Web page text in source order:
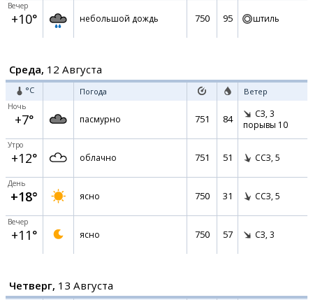
Вечер
+10° небольшой дождь 750 95 штиль
Среда, 12 Августа
°C Погода Ветер
Ночь
+7° пасмурно 751 84 СЗ, 3
порывы 10
Утро
+12° облачно 751 51 ССЗ, 5
День
+18° ясно 750 31 ССЗ, 5
Вечер
+11° ясно 750 57 СЗ, 3
Четверг, 13 Августа